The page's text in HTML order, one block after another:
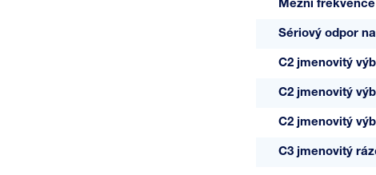
Mezní
Sériový odpor
C2 jmenovitý
C2 jmenovitý
C2 jmenovitý
C3 jmenovitý